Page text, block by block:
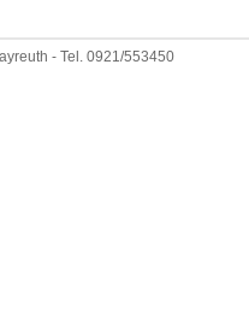
- Tel. 0921/553450